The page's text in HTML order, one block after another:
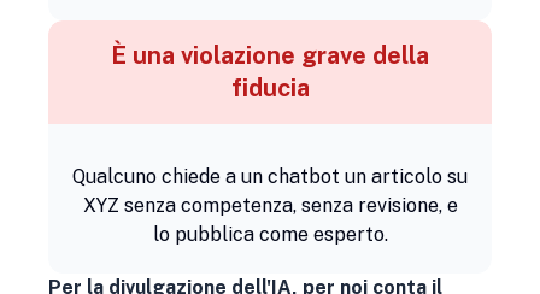
È una violazione grave della
fiducia
Qualcuno chiede a un chatbot un articolo su
XYZ senza competenza, senza revisione, e
lo pubblica come esperto.
Per la divulgazione dell'IA, per noi conta il